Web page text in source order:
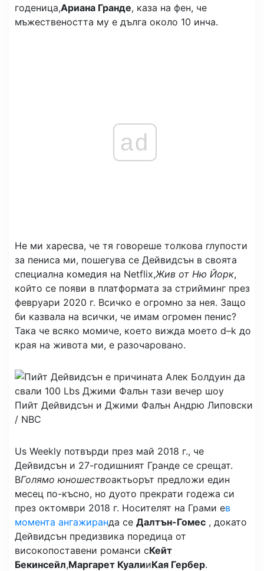
годеница,Ариана Гранде, каза на фен, че
мъжествеността му е дълга около 10 инча.
ad
Не ми харесва, че тя говореше толкова глупости
за пениса ми, пошегува се Дейвидсън в своята
специална комедия на Netflix,Жив от Ню Йорк,
който се появи в платформата за стрийминг през
февруари 2020 г. Всичко е огромно за нея. Защо
би казвала на всички, че имам огромен пенис?
Така че всяко момиче, което вижда моето d–k до
края на живота ми, е разочаровано.
Пийт Дейвидсън и Джими Фалън Андрю Липовски
/ NBC
Us Weekly потвърди през май 2018 г., че
Дейвидсън и 27-годишният Гранде се срещат.
ВГолямо юношествоактьорът предложи един
месец по-късно, но дуото прекрати годежа си
през октомври 2018 г. Носителят на Грами ев
момента ангажиранда се Далтън-Гомес , докато
Дейвидсън предизвика поредица от
високопоставени романси сКейт
Бекинсейл,Маргарет КуалииКая Гербер.